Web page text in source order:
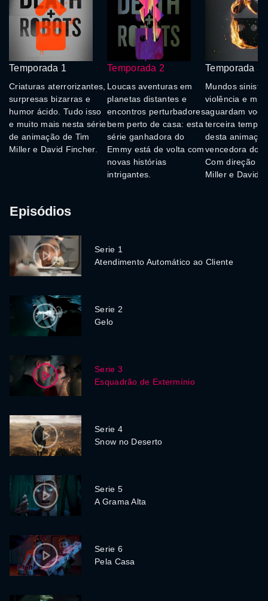
Temporada 1
Criaturas aterrorizantes,
surpresas bizarras e
humor ácido. Tudo isso
e muito mais nesta série
de animação de Tim
Miller e David Fincher.
Temporada 2
Loucas aventuras em
planetas distantes e
encontros perturbadores
bem perto de casa: esta
série ganhadora do
Emmy está de volta com
novas histórias
intrigantes.
Temporada 3
Mundos
violência e
aguardam
terceira
desta animação
vencedora do
Com direção
Miller e David
Episódios
Serie 1
Atendimento Automático ao Cliente
Serie 2
Gelo
Serie 3
Esquadrão de Extermínio
Serie 4
Snow no Deserto
Serie 5
A Grama Alta
Serie 6
Pela Casa